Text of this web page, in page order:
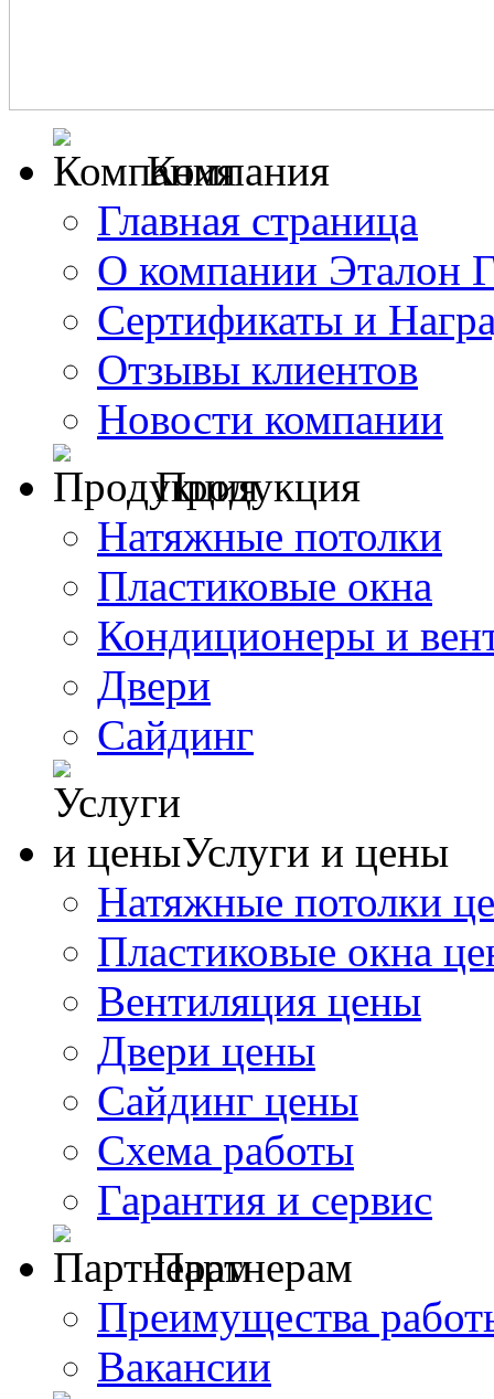
Компания
Главная страница
О компании Эталон
Сертификаты и
Отзывы клиентов
Новости компании
Продукция
Натяжные потолки
Пластиковые окна
Кондиционеры и
Двери
Сайдинг
Услуги и цены
Натяжные потолки
Пластиковые окна
Вентиляция цены
Двери цены
Сайдинг цены
Схема работы
Гарантия и сервис
Партнерам
Преимущества
Вакансии